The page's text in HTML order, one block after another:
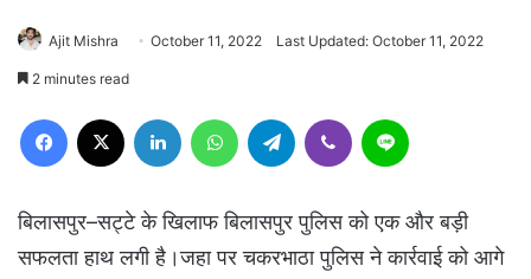
Ajit Mishra October 11, 2022 Last Updated: October 11, 2022
2 minutes read
Facebook LinkedIn WhatsAppTelegram Viber
बिलासपुर–सट्टे के खिलाफ बिलासपुर पुलिस को एक और बड़ी
सफलता हाथ लगी है।जहा पर चकरभाठा पुलिस ने कार्रवाई को आगे